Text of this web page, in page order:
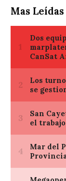
Mas Leídas